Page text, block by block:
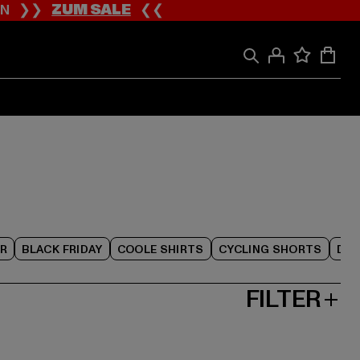
❯❯ZUM SALE❮❮
BLACK FRIDAY COOLE SHIRTS CYCLING SHORTS
FILTER